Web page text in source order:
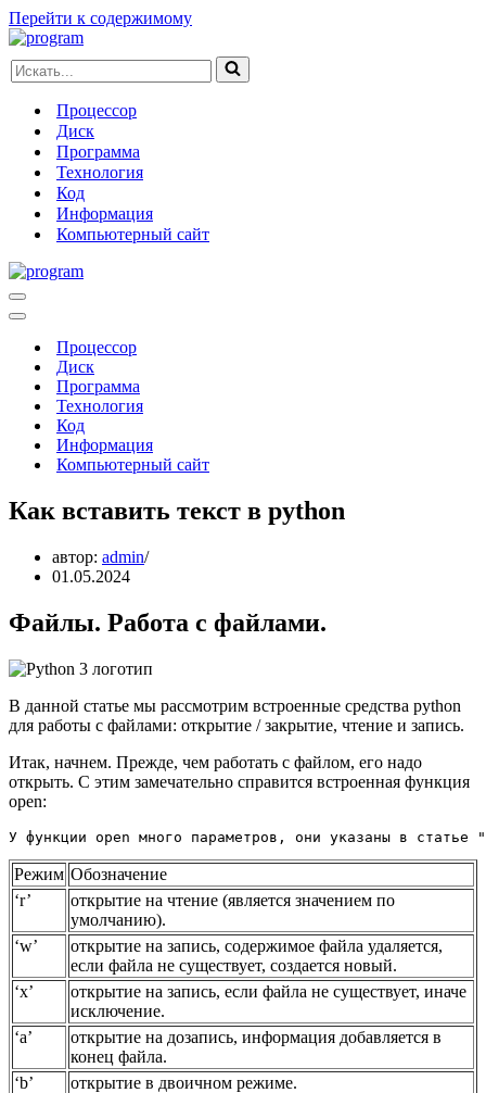
Перейти к содержимому
Искать...
Процессор
Диск
Программа
Технология
Код
Информация
Компьютерный сайт
Меню
навигации
Меню
навигацииПроцессор
Диск
Программа
Технология
Код
Информация
Компьютерный сайт
Как вставить текст в python
автор: admin
01.05.2024
Файлы. Работа с файлами.
В данной статье мы рассмотрим встроенные средства python
для работы с файлами: открытие / закрытие, чтение и запись.
Итак, начнем. Прежде, чем работать с файлом, его надо
открыть. С этим замечательно справится встроенная функция
open:
У функции open много параметров, они указаны в
Режим Обозначение
‘r’
открытие на чтение (является значением по
умолчанию).
‘w’
открытие на запись, содержимое файла удаляется,
если файла не существует, создается новый.
‘x’
открытие на запись, если файла не существует, иначе
исключение.
‘a’
открытие на дозапись, информация добавляется в
конец файла.
‘b’
открытие в двоичном режиме.